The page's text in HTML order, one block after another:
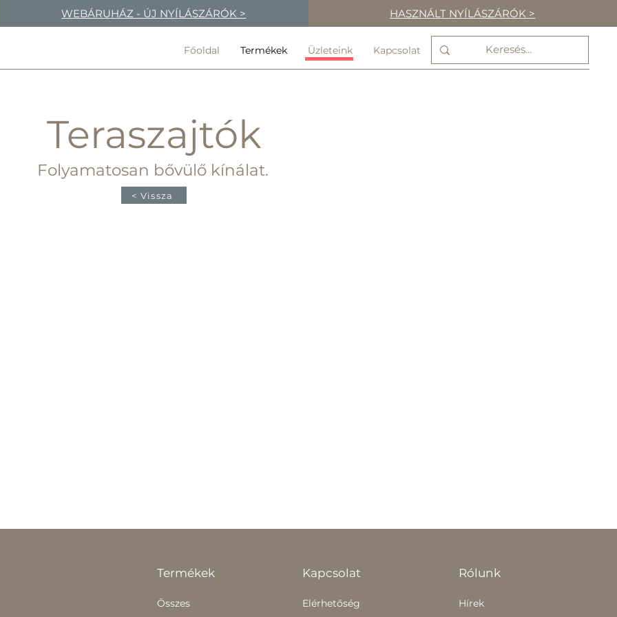
WEBÁRUHÁZ - ÚJ NYÍLÁSZÁRÓK > HASZNÁLT NYÍLÁSZÁRÓK >
Főoldal Termékek Üzleteink Kapcsolat
Teraszajtók
Folyamatosan bővülő kínálat.
< Vissza
Termékek
Összes
Kapcsolat
Elérhetőség
Rólunk
Hírek